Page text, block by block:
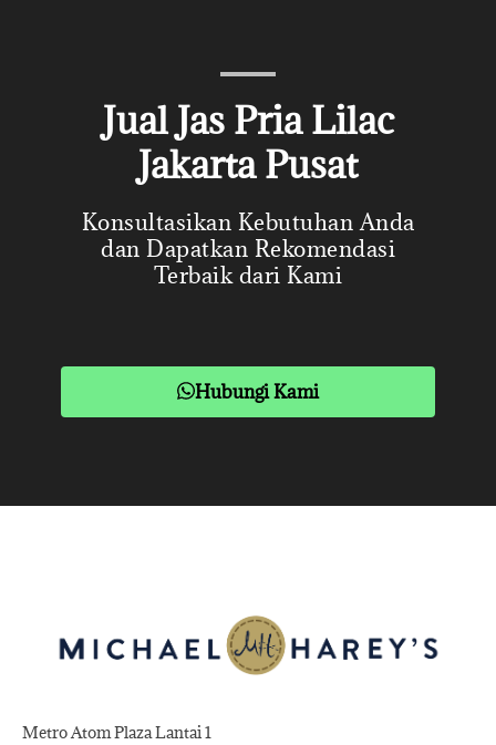
Jual Jas Pria Lilac
Jakarta Pusat
Konsultasikan Kebutuhan Anda
dan Dapatkan Rekomendasi
Terbaik dari Kami
Hubungi Kami
Metro Atom Plaza Lantai 1